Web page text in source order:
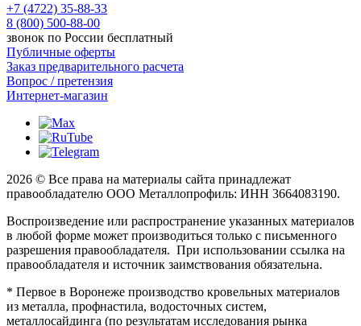
+7 (4722) 35-88-33
8 (800) 500-88-00
звонок по России бесплатный
Публичные оферты
Заказ предварительного расчета
Вопрос / претензия
Интернет-магазин
2026 © Все права на материалы сайта принадлежат
правообладателю ООО Металлопрофиль: ИНН 3664083190.
Воспроизведение или распространение указанных материалов
в любой форме может производиться только с письменного
разрешения правообладателя. При использовании ссылка на
правообладателя и источник заимствования обязательна.
* Первое в Воронеже производство кровельных материалов
из металла, профнастила, водосточных систем,
металлосайдинга (по результатам исследования рынка